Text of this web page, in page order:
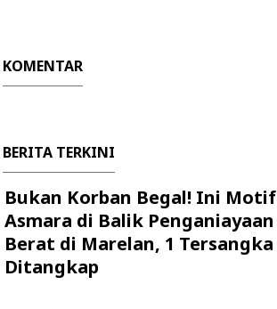
KOMENTAR
BERITA TERKINI
Bukan Korban Begal! Ini Motif
Asmara di Balik Penganiayaan
Berat di Marelan, 1 Tersangka
Ditangkap